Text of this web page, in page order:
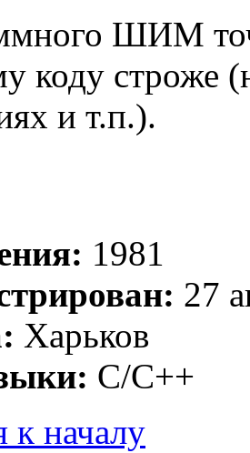
ШИМ
коду строже
и т.п.).
1981
27
Харьков
С/С++
к началу